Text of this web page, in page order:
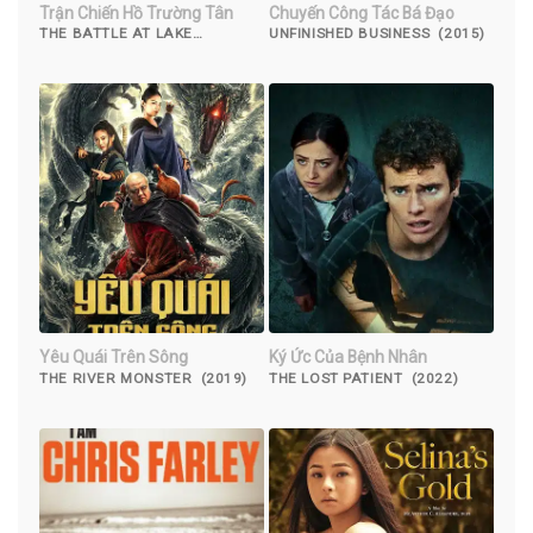
Trận Chiến Hồ Trường Tân
THE BATTLE AT LAKE
Chuyến Công Tác Bá Đạo
UNFINISHED BUSINESS (2015)
Yêu Quái Trên Sông
THE RIVER MONSTER (2019)
Ký Ức Của Bệnh Nhân
THE LOST PATIENT (2022)